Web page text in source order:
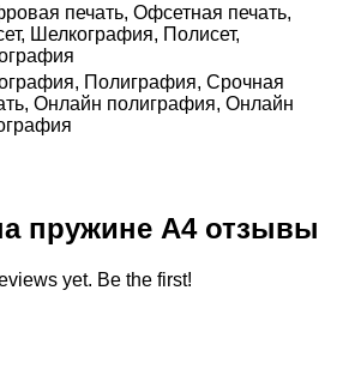
печать, Офсетная печать,
Шелкография, Полисет,
Полиграфия, Срочная
Онлайн полиграфия, Онлайн
пружине А4 отзывы
yet. Be the first!